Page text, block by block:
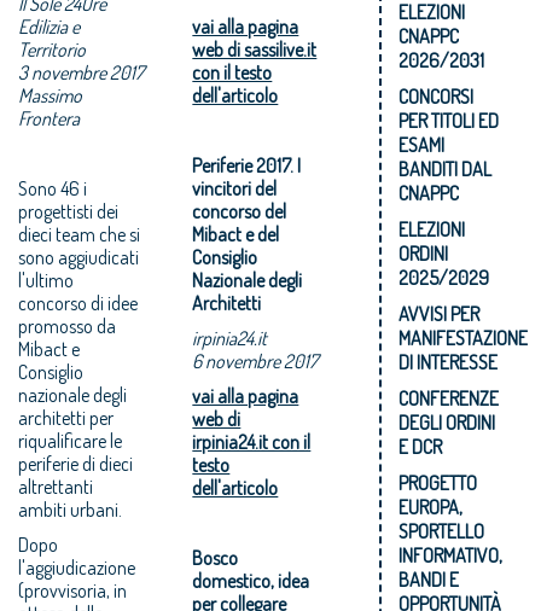
Edilizia e
Territorio
3 novembre 2017
Massimo
Frontera
Sono 46 i
progettisti dei
dieci team che si
sono aggiudicati
l'ultimo
concorso di idee
promosso da
Mibact e
Consiglio
nazionale degli
architetti per
riqualificare le
periferie di dieci
altrettanti
ambiti urbani.
Dopo
l'aggiudicazione
(provvisoria, in
vai alla pagina
web di sassilive.it
con il testo
dell'articolo
Periferie 2017. I
vincitori del
concorso del
Mibact e del
Consiglio
Nazionale degli
Architetti
irpinia24.it
6 novembre 2017
vai alla pagina
web di
irpinia24.it con il
testo
dell'articolo
Bosco
domestico, idea
per collegare
ELEZIONI
CNAPPC
2026/2031
CONCORSI
PER TITOLI ED
ESAMI
BANDITI DAL
CNAPPC
ELEZIONI
ORDINI
2025/2029
AVVISI PER
MANIFESTAZIONE
DI INTERESSE
CONFERENZE
DEGLI ORDINI
E DCR
PROGETTO
EUROPA,
SPORTELLO
INFORMATIVO,
BANDI E
OPPORTUNITÀ